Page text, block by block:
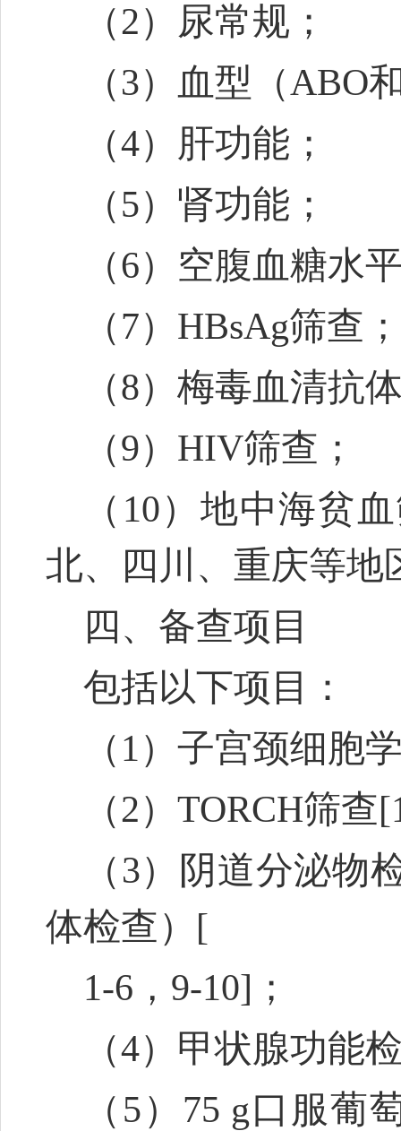
（2）尿常规；
（3）血型（ABO
（4）肝功能；
（5）肾功能；
（6）空腹血糖水
（7）HBsAg筛查；
（8）梅毒血清抗
（9）HIV筛查；
（10）地中海贫
北、四川、重庆等地
四、备查项目
包括以下项目：
（1）子宫颈细胞
（2）TORCH筛查
（3）阴道分泌物
体检查） [
1-6 ，9-10] ；
（4）甲状腺功能
（5）75 g口服